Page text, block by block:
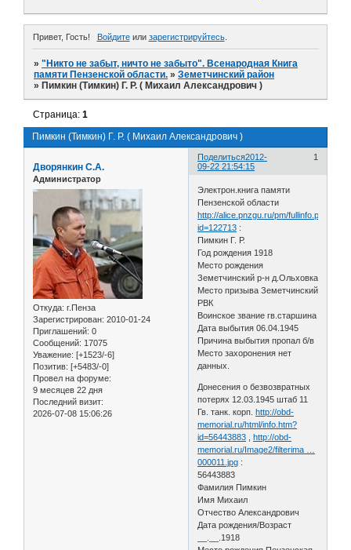
Привет, Гость! Войдитеили зарегистрируйтесь.
»"Никто не забыт, ничто не забыто". Всенародная Книга
памяти Пензенской области. »Земетчинский район
» Пимкин (Тимкин) Г. Р. ( Михаил Александрович )
Пимкин (Тимкин) Г. Р. ( Михаил Александрович )
Страница:1
Поделиться 1
2012-
09-22 21:54:15
Дворянкин С.А.
Администратор
Откуда: г.Пенза
Зарегистрирован: 2010-01-24
Приглашений: 0
Сообщений: 17075
Уважение: [+1523/-6]
Позитив: [+5483/-0]
Провел на форуме:
9 месяцев 22 дня
Последний визит:
2026-07-08 15:06:26
Электрон.книга памяти
Пензенской области
http://alice.pnzgu.ru/pm/fullinfo.php?
id=122713 :
Пимкин Г. Р.
Год рождения 1918
Место рождения
Земетчинский р-н д.Ольховка
Место призыва Земетчинский
РВК
Воинское звание гв.старшина
Дата выбытия 06.04.1945
Причина выбытия пропал б/в
Место захоронения нет
данных.
Донесения о безвозвратных
потерях 12.03.1945 штаб 11
Гв. танк. корп.http://obd-
memorial.ru/html/info.htm?
id=56443883 ,http://obd-
memorial.ru/Image2/filterima …
000011.jpg :
56443883
Фамилия Пимкин
Имя Михаил
Отчество Александрович
Дата рождения/Возраст
__.__.1918